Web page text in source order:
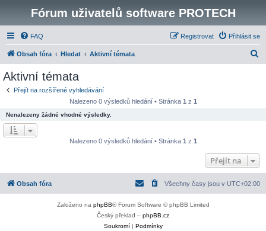
Fórum uživatelů software PROTECH
FAQ Přihlásit se
Registrovat
Obsah fóra Hledat Aktivní témata
Aktivní témata
Přejít na rozšířené vyhledávání
Nalezeno 0 výsledků hledání • Stránka 1 z 1
Nenalezeny žádné vhodné výsledky.
Nalezeno 0 výsledků hledání • Stránka 1 z 1
Přejít na
Obsah fóra Všechny časy jsou v UTC+02:00
Založeno na phpBB® Forum Software © phpBB Limited
Český překlad – phpBB.cz
Soukromí| Podmínky